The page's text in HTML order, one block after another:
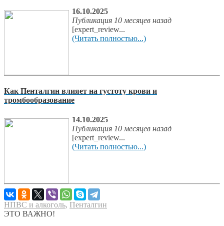
16.10.2025
Публикация 10 месяцев назад
[expert_review...
(Читать полностью...)
Как Пенталгин влияет на густоту крови и
тромбообразование
14.10.2025
Публикация 10 месяцев назад
[expert_review...
(Читать полностью...)
НПВС и алкоголь, Пенталгин
ЭТО ВАЖНО!